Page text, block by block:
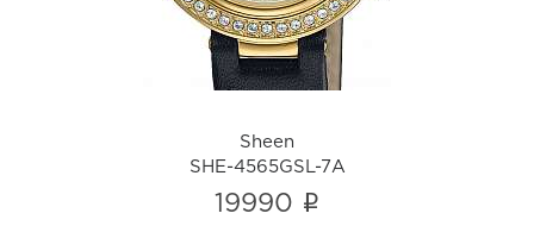
Sheen
SHE-4565GSL-7A
19990 i